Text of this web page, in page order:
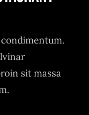
sit massa